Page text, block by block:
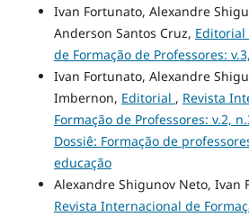
Ivan Fortunato, Alexandre
Anderson Santos Cruz, Editorial
de Formação de Professores:
Ivan Fortunato, Alexandre
Imbernon, Editorial , Revista
Formação de Professores: v.2,
Dossiê: Formação de
educação
Alexandre Shigunov Neto, Ivan
Revista Internacional de